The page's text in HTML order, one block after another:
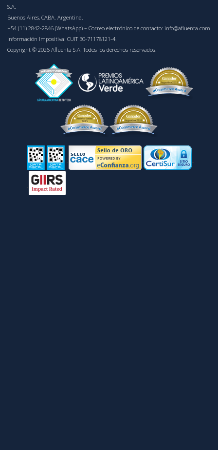
S.A.
Buenos Aires, CABA. Argentina.
+54 (11) 2842-2846 (WhatsApp) – Correo electrónico de contacto: info@afluenta.com
Información Impositiva: CUIT 30-71178121-4.
Copyright © 2026 Afluenta S.A. Todos los derechos reservados.